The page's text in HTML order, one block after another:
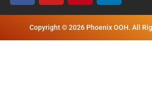
Copyright © 2026 Phoenix OOH. All